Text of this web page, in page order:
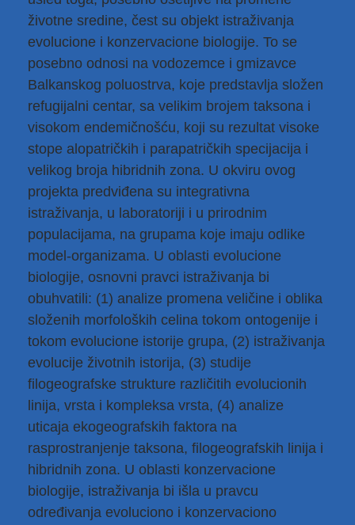
životne sredine, čest su objekt istraživanja
evolucione i konzervacione biologije. To se
posebno odnosi na vodozemce i gmizavce
Balkanskog poluostrva, koje predstavlja složen
refugijalni centar, sa velikim brojem taksona i
visokom endemičnošću, koji su rezultat visoke
stope alopatričkih i parapatričkih specijacija i
velikog broja hibridnih zona. U okviru ovog
projekta predviđena su integrativna
istraživanja, u laboratoriji i u prirodnim
populacijama, na grupama koje imaju odlike
model-organizama. U oblasti evolucione
biologije, osnovni pravci istraživanja bi
obuhvatili: (1) analize promena veličine i oblika
složenih morfoloških celina tokom ontogenije i
tokom evolucione istorije grupa, (2) istraživanja
evolucije životnih istorija, (3) studije
filogeografske strukture različitih evolucionih
linija, vrsta i kompleksa vrsta, (4) analize
uticaja ekogeografskih faktora na
rasprostranjenje taksona, filogeografskih linija i
hibridnih zona. U oblasti konzervacione
biologije, istraživanja bi išla u pravcu
određivanja evoluciono i konzervaciono